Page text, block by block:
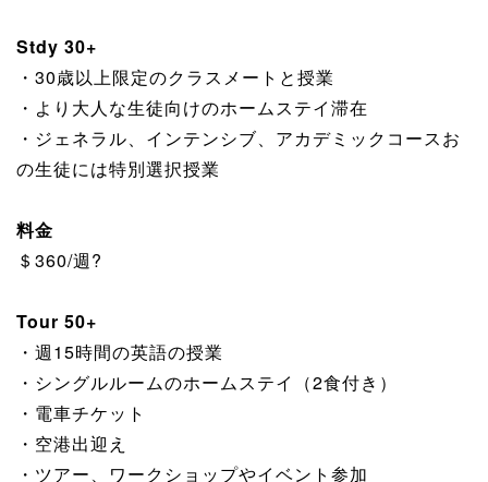
Stdy 30+
・30歳以上限定のクラスメートと授業
・より大人な生徒向けのホームステイ滞在
・ジェネラル、インテンシブ、アカデミックコースお
の生徒には特別選択授業
料金
＄360/週?
Tour 50+
・週15時間の英語の授業
・シングルルームのホームステイ（2食付き）
・電車チケット
・空港出迎え
・ツアー、ワークショップやイベント参加